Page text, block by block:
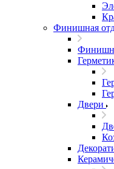
Финишная
Двери